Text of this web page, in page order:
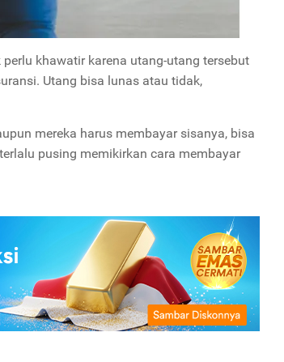
khawatir karena utang-utang tersebut
Utang bisa lunas atau tidak,
mereka harus membayar sisanya, bisa
pusing memikirkan cara membayar